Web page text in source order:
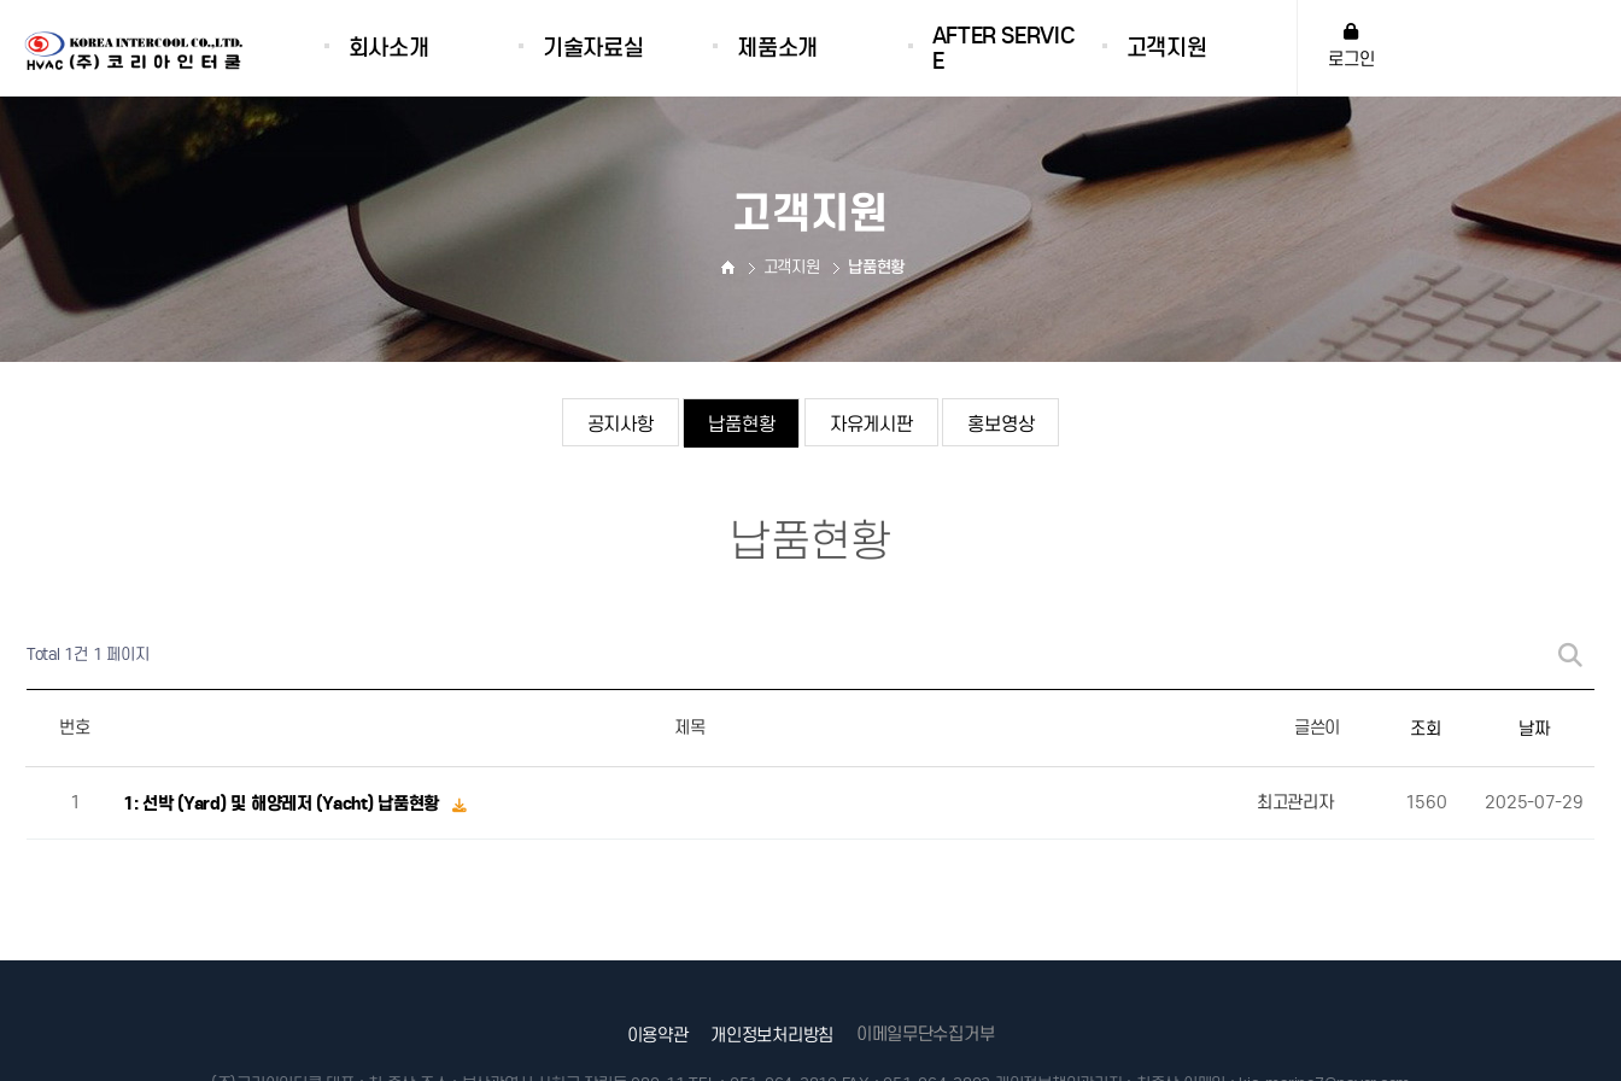
회사소개 기술자료실
요트에어컨설명서
제품소개
해양레저의모든것
DOMETIC GROUP
AFTER SERVIC
E
INTERNATIONAL
고객지원
공지사항
납품현황
로그인
공지사항 납품현황 자유게시판 홍보영상
고객지원 납품현황
고객지원
납품현황
Total 1건 1 페이지
번호 제목 글쓴이 조회 날짜
1 1: 선박 (Yard) 및 해양레저 (Yacht) 납품현황 최고관리자 1560 2025-07-29
이용약관 개인정보처리방침 이메일무단수집거부